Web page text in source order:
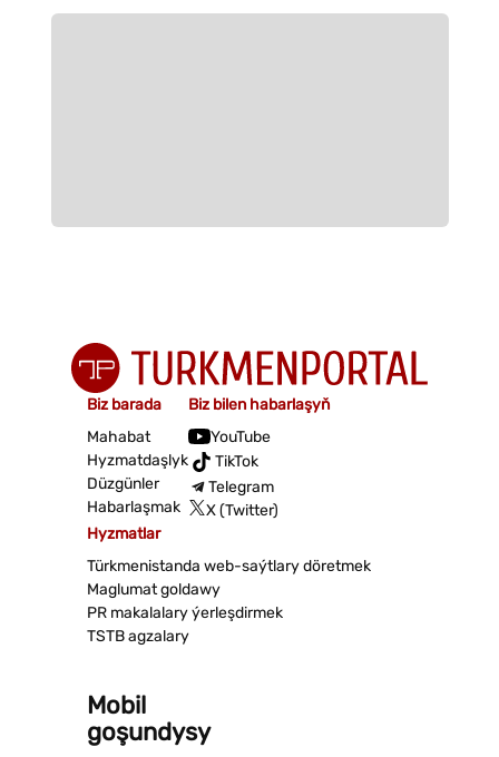
Biz barada
Mahabat
Hyzmatdaşlyk
Düzgünler
Habarlaşmak
Biz bilen habarlaşyň
YouTube
TikTok
Telegram
X (Twitter)
Hyzmatlar
Türkmenistanda web-saýtlary döretmek
Maglumat goldawy
PR makalalary ýerleşdirmek
TSTB agzalary
Mobil
goşundysy